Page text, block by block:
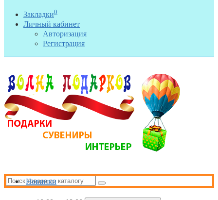
Закладки0
Личный кабинет
Авторизация
Регистрация
Новинки